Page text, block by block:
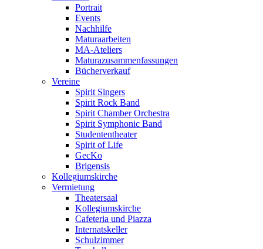
Portrait
Events
Nachhilfe
Maturaarbeiten
MA-Ateliers
Maturazusammenfassungen
Bücherverkauf
Vereine
Spirit Singers
Spirit Rock Band
Spirit Chamber Orchestra
Spirit Symphonic Band
Studententheater
Spirit of Life
GecKo
Brigensis
Kollegiumskirche
Vermietung
Theatersaal
Kollegiumskirche
Cafeteria und Piazza
Internatskeller
Schulzimmer